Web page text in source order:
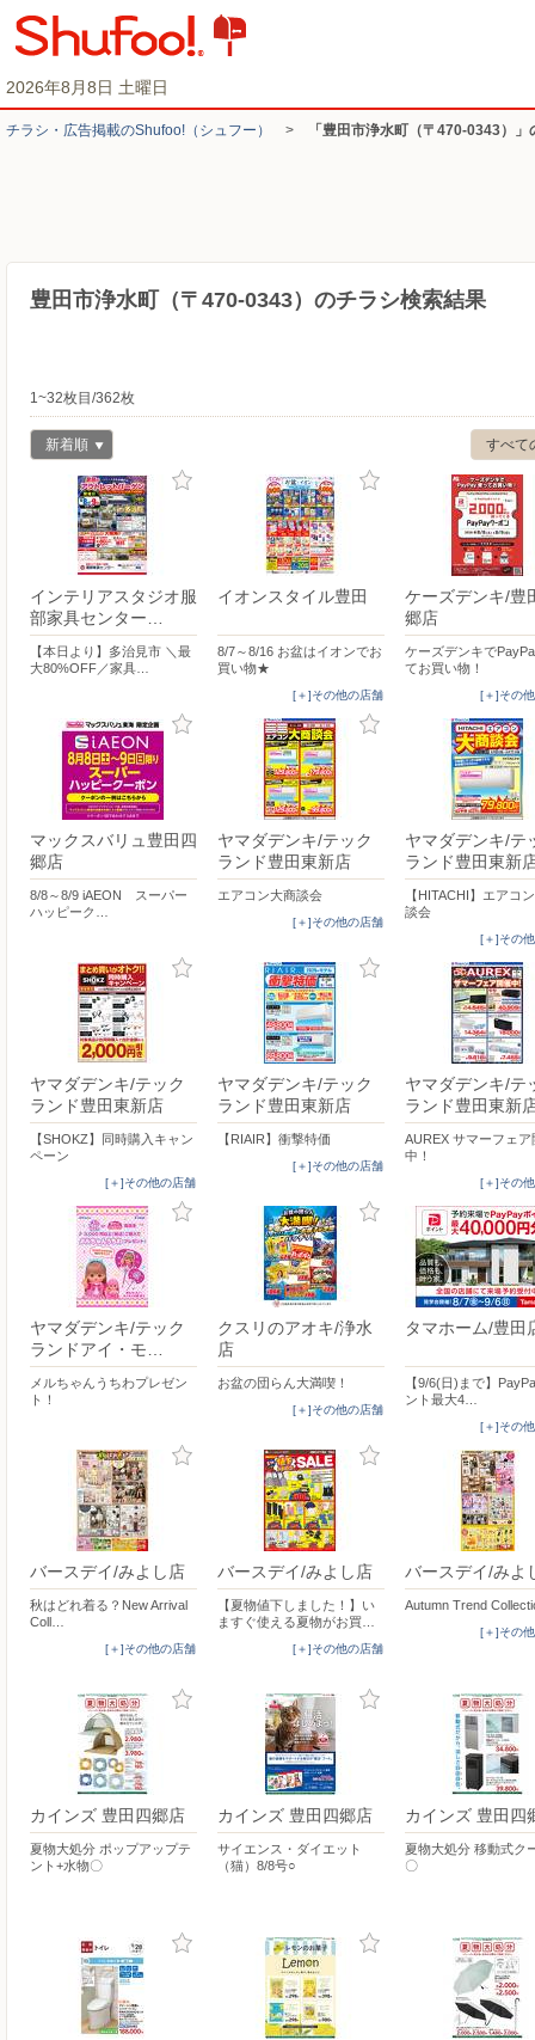
2026年8月8日 土曜日
チラシ・​広告掲載の​Shufoo!​（シュフー） > 「豊田市浄水町（〒470-0343）
豊田市浄水町（〒470-0343）のチラシ検索結果
1~32枚目/362枚
すべて
新着順
インテリアスタジオ服
部家具センター…
【本日より】多治見市 ＼最
大80%OFF／家具…
イオンスタイル豊田
8/7～8/16 お盆はイオンでお
買い物★
[＋]その他の店舗
ケーズデンキ/豊
郷店
ケーズデンキで
てお買い物！
[＋]その
マックスバリュ豊田四
郷店
8/8～8/9 iAEON スーパー
ハッピーク…
ヤマダデンキ/テック
ランド豊田東新店
エアコン大商談会
[＋]その他の店舗
ヤマダデンキ/テ
ランド豊田東新
【HITACHI】エアコ
談会
[＋]その
ヤマダデンキ/テック
ランド豊田東新店
【SHOKZ】同時購入キャン
ペーン
[＋]その他の店舗
ヤマダデンキ/テック
ランド豊田東新店
【RIAIR】衝撃特価
[＋]その他の店舗
ヤマダデンキ/テ
ランド豊田東新
AUREX サマーフェア
中！
[＋]その
ヤマダデンキ/テック
ランドアイ・モ…
メルちゃんうちわプレゼン
ト！
クスリのアオキ/浄水
店
お盆の団らん大満喫！
[＋]その他の店舗
タマホーム/豊田
【9/6(日)まで】
ント最大4…
[＋]その
バースデイ/みよし店
秋はどれ着る？New Arrival
Coll…
[＋]その他の店舗
バースデイ/みよし店
【夏物値下しました！】い
ますぐ使える夏物がお買…
[＋]その他の店舗
バースデイ/みよ
Autumn Trend
[＋]その
カインズ 豊田四郷店
夏物大処分 ポップアップテ
ント+水物〇
カインズ 豊田四郷店
サイエンス・ダイエット
（猫）8/8号○
カインズ 豊田四
夏物大処分 移動式ク
〇